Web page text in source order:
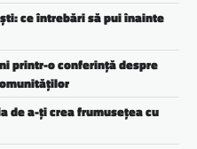
ce întrebări să pui înainte
printr-o conferință despre
de a-ți crea frumusețea cu